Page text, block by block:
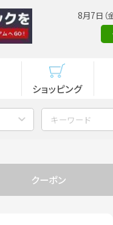
8月7日
ショッピング
クーポン